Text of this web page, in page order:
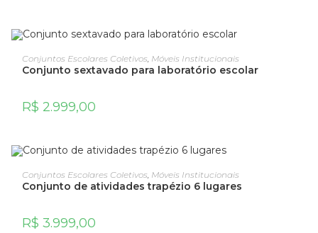
ADICIONAR AO CARRINHO
Conjuntos Escolares Coletivos, Móveis Institucionais
Conjunto sextavado para laboratório escolar
R$ 2.999,00
ADICIONAR AO CARRINHO
Conjuntos Escolares Coletivos, Móveis Institucionais
Conjunto de atividades trapézio 6 lugares
R$ 3.999,00